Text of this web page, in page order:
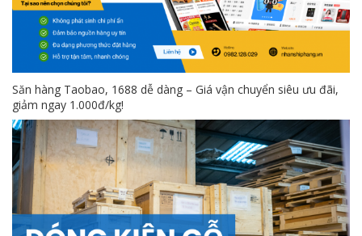
Săn hàng Taobao, 1688 dễ dàng – Giá vận chuyển siêu ưu đãi,
giảm ngay 1.000đ/kg!